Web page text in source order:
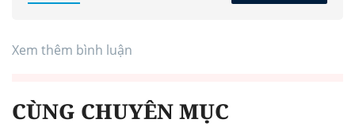
Xem thêm bình luận
CÙNG CHUYÊN MỤC